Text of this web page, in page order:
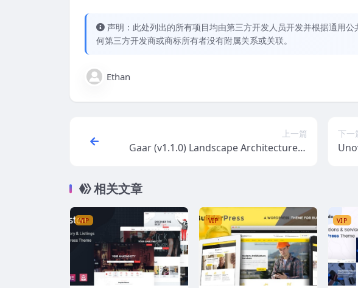
声明：此处列出的所有项目均由第三方开发人员开发并根据通用
何第三方开发商或商标所有者没有附属关系或关联。
Ethan
上一篇
Gaar (v1.1.0) Landscape Architecture &
下一
相关文章
VIP VIP VIP